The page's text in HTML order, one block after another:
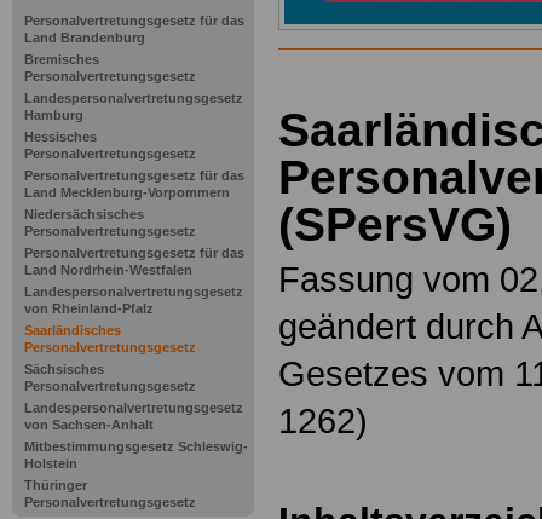
Personalvertretungsgesetz für das
Land Brandenburg
Bremisches
Personalvertretungsgesetz
Landespersonalvertretungsgesetz
Hamburg
Hessisches
Personalvertretungsgesetz
Personalvertretungsgesetz für das
Land Mecklenburg-Vorpommern
Niedersächsisches
Personalvertretungsgesetz
Personalvertretungsgesetz für das
Land Nordrhein-Westfalen
Landespersonalvertretungsgesetz
von Rheinland-Pfalz
Saarländisches
Personalvertretungsgesetz
Sächsisches
Personalvertretungsgesetz
Landespersonalvertretungsgesetz
von Sachsen-Anhalt
Mitbestimmungsgesetz Schleswig-
Holstein
Thüringer
Personalvertretungsgesetz
(SPersVG)
Fassung vom
geändert durch
Gesetzes vom
1262)